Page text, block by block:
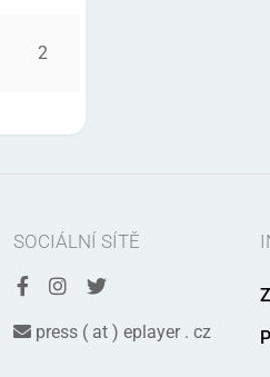
2
SOCIÁLNÍ SÍTĚ
press ( at ) eplayer . cz